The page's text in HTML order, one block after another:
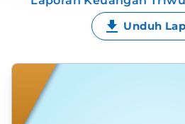
Unduh